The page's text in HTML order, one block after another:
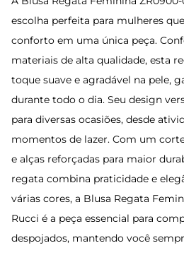
escolha perfeita para mulheres
conforto em uma única peça.
materiais de alta qualidade, esta
toque suave e agradável na pele,
durante todo o dia. Seu design
para diversas ocasiões, desde
momentos de lazer. Com um
e alças reforçadas para maior
regata combina praticidade e
várias cores, a Blusa Regata
Rucci é a peça essencial para
despojados, mantendo você